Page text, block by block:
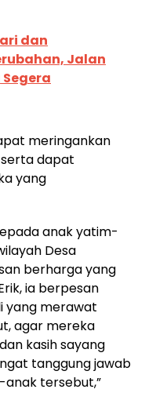
dan
Jalan
meringankan
dapat
yang
anak yatim-
Desa
berharga yang
ia berpesan
yang merawat
agar mereka
kasih sayang
tanggung jawab
tersebut,”